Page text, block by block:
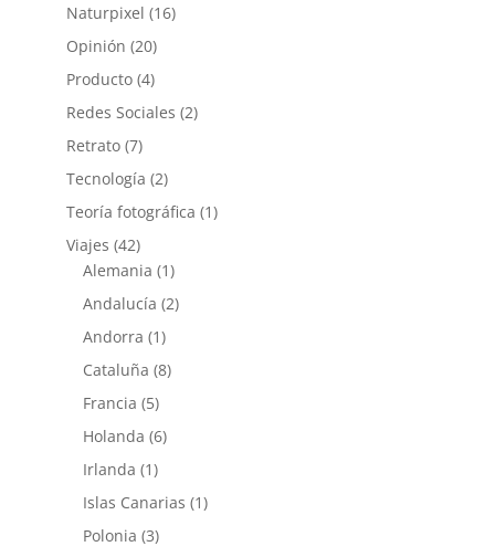
Naturpixel (16)
Opinión (20)
Producto(4)
Redes Sociales (2)
Retrato(7)
Tecnología (2)
Teoría fotográfica (1)
Viajes (42)
Alemania (1)
Andalucía (2)
Andorra (1)
Cataluña (8)
Francia (5)
Holanda (6)
Irlanda (1)
Islas Canarias (1)
Polonia (3)